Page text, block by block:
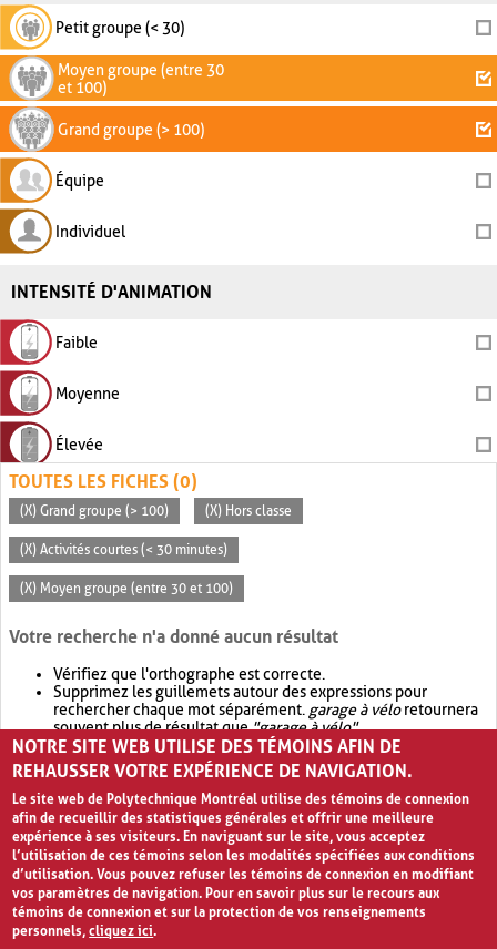
Petit groupe (< 30)
Moyen groupe (entre 30
et 100)
Grand groupe (> 100)
Équipe
Individuel
INTENSITÉ D'ANIMATION
Faible
Moyenne
Élevée
TOUTES LES FICHES (0)
(X) Grand groupe (> 100) (X) Hors classe
(X) Activités courtes (< 30 minutes)
(X) Moyen groupe (entre 30 et 100)
Votre recherche n'a donné aucun résultat
Vérifiez que l'orthographe est correcte.
Supprimez les guillemets autour des expressions pour
rechercher chaque mot séparément. garage à véloretournera
souvent plus de résultat que"garage à vélo".
Envisagez d'élargir votre recherche avec OR.garage OR vélo
retournera souvent plus de résultat quegarage à vélo
NOTRE SITE WEB UTILISE DES TÉMOINS AFIN DE
REHAUSSER VOTRE EXPÉRIENCE DE NAVIGATION.
Le site web de Polytechnique Montréal utilise des témoins de connexion
afin de recueillir des statistiques générales et offrir une meilleure
expérience à ses visiteurs. En naviguant sur le site, vous acceptez
l’utilisation de ces témoins selon les modalités spécifiées aux conditions
d’utilisation. Vous pouvez refuser les témoins de connexion en modifiant
vos paramètres de navigation. Pour en savoir plus sur le recours aux
témoins de connexion et sur la protection de vos renseignements
personnels,cliquez ici.